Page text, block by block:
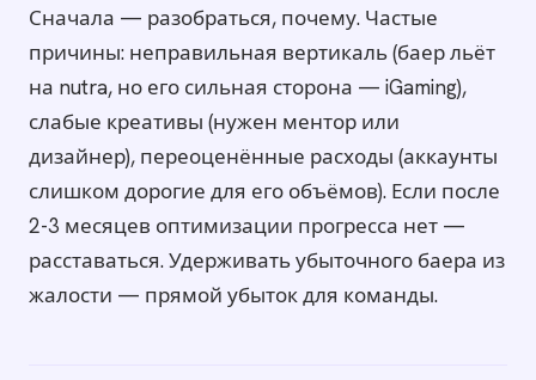
Сначала — разобраться, почему. Частые
причины: неправильная вертикаль (баер льёт
на nutra, но его сильная сторона — iGaming),
слабые креативы (нужен ментор или
дизайнер), переоценённые расходы (аккаунты
слишком дорогие для его объёмов). Если после
2-3 месяцев оптимизации прогресса нет —
расставаться. Удерживать убыточного баера из
жалости — прямой убыток для команды.